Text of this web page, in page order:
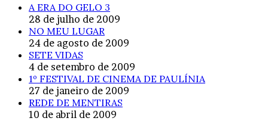
A ERA DO GELO 3
28 de julho de 2009
NO MEU LUGAR
24 de agosto de 2009
SETE VIDAS
4 de setembro de 2009
1º FESTIVAL DE CINEMA DE PAULÍNIA
27 de janeiro de 2009
REDE DE MENTIRAS
10 de abril de 2009